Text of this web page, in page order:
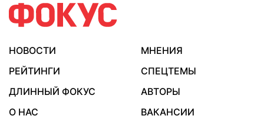
НОВОСТИ
МНЕНИЯ
РЕЙТИНГИ
СПЕЦТЕМЫ
ДЛИННЫЙ ФОКУС
АВТОРЫ
О НАС
ВАКАНСИИ